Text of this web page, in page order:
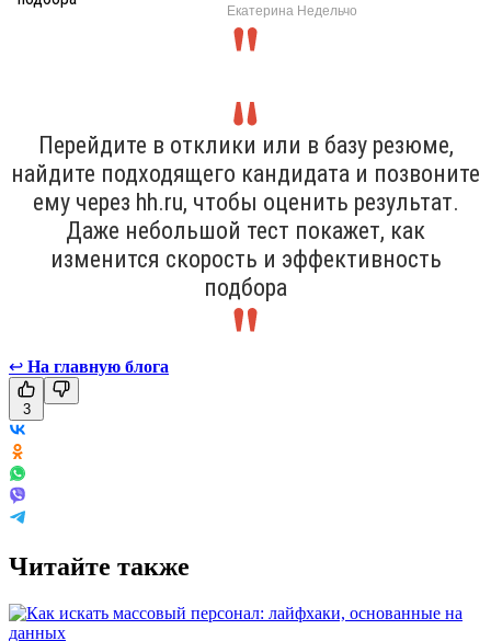
Екатерина Недельчо
Перейдите в отклики или в базу резюме,
найдите подходящего кандидата и позвоните
ему через hh.ru, чтобы оценить результат.
Даже небольшой тест покажет, как
изменится скорость и эффективность
подбора
↩ На главную блога
3
Читайте также